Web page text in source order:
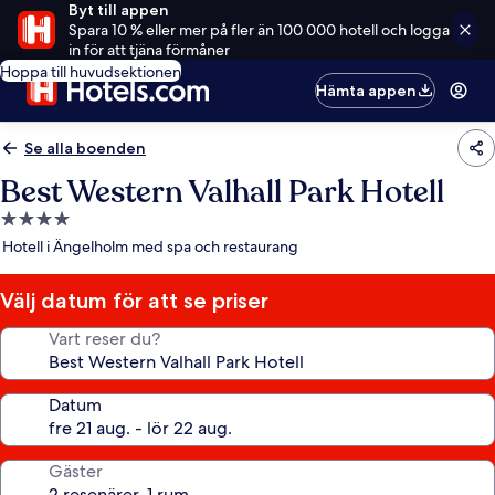
Byt till appen
Spara 10 % eller mer på fler än 100 000 hotell och logga
in för att tjäna förmåner
Hoppa till huvudsektionen
Hämta appen
Se alla boenden
Best Western Valhall Park Hotell
4.0-
stjärnigt
Hotell i Ängelholm med spa och restaurang
Välj datum för att se priser
Vart reser du?
Datum
Gäster